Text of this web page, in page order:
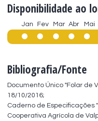
Disponibilidade ao
Jan Fev Mar Abr Mai
Bibliografia/Fonte
Documento Único "Folar de
18/10/2016;
Caderno de Especificações
Cooperativa Agrícola de